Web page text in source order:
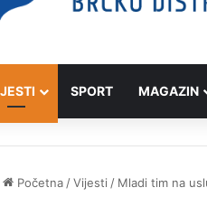
SPORT MAGAZIN
Početna /Vijesti / Mladi tim na